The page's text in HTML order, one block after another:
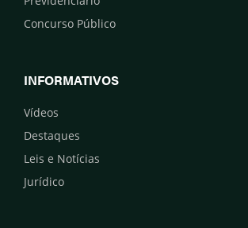
Concurso Público
INFORMATIVOS
Vídeos
Destaques
Leis e Notícias
Jurídico